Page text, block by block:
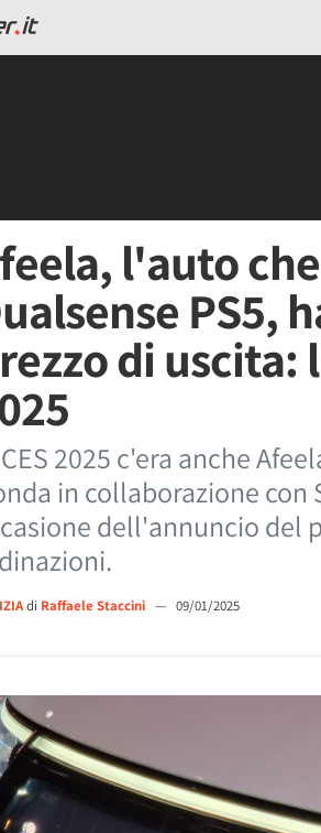
l'auto
PS5,
di uscita:
2025 c'era anche
in collaborazione
dell'annuncio del
di Raffaele Staccini — 09/01/2025